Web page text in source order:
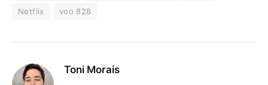
Netflix
voo 828
Toni Morais